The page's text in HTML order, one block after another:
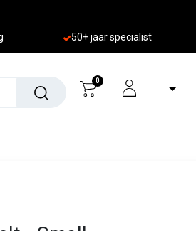
50+ jaar specialist
0